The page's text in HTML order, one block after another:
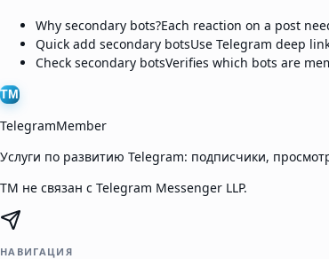
Why secondary bots?Each reaction on a post
Quick add secondary botsUse Telegram deep
Check secondary botsVerifies which bots are
TM
TelegramMember
Услуги по развитию Telegram: подписчики,
TM не связан с Telegram Messenger LLP.
НАВИГАЦИЯ